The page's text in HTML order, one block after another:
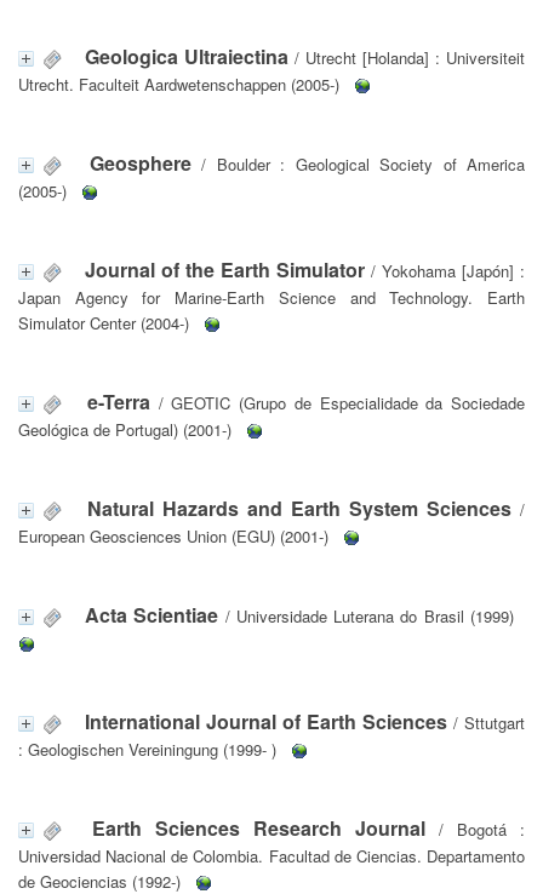
Geologica Ultraiectina / Utrecht [Holanda] : Universiteit
Utrecht. Faculteit Aardwetenschappen (2005-)
Geosphere/ Boulder : Geological Society of America
(2005-)
Journal of the Earth Simulator / Yokohama [Japón] :
Japan Agency for Marine-Earth Science and Technology. Earth
Simulator Center (2004-)
e-Terra/ GEOTIC (Grupo de Especialidade da Sociedade
Geológica de Portugal) (2001-)
Natural Hazards and Earth System Sciences /
European Geosciences Union (EGU) (2001-)
Acta Scientiae / Universidade Luterana do Brasil (1999)
International Journal of Earth Sciences / Sttutgart
: Geologischen Vereiningung (1999- )
Earth Sciences Research Journal / Bogotá :
Universidad Nacional de Colombia. Facultad de Ciencias. Departamento
de Geociencias (1992-)